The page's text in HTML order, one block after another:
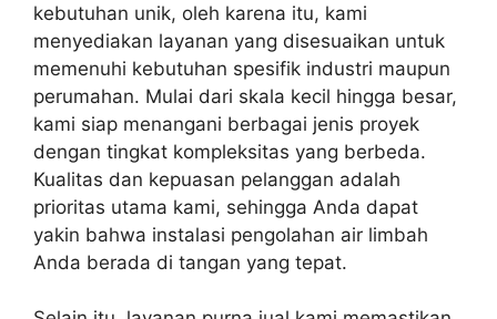
kebutuhan unik, oleh karena itu, kami
menyediakan layanan yang disesuaikan untuk
memenuhi kebutuhan spesifik industri maupun
perumahan. Mulai dari skala kecil hingga besar,
kami siap menangani berbagai jenis proyek
dengan tingkat kompleksitas yang berbeda.
Kualitas dan kepuasan pelanggan adalah
prioritas utama kami, sehingga Anda dapat
yakin bahwa instalasi pengolahan air limbah
Anda berada di tangan yang tepat.